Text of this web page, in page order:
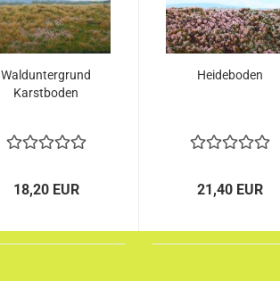
Walduntergrund
Karstboden
18,20 EUR
Heideboden
21,40 EUR